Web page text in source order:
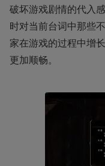
破坏游戏剧情的代入
时对当前台词中那些
家在游戏的过程中增
更加顺畅。